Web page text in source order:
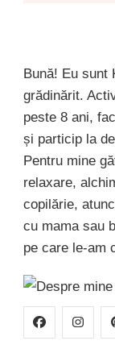
Bună! Eu sunt
grădinărit.
peste 8 ani,
și particip la
Pentru mine
relaxare,
copilărie,
cu mama sau
pe care le-am